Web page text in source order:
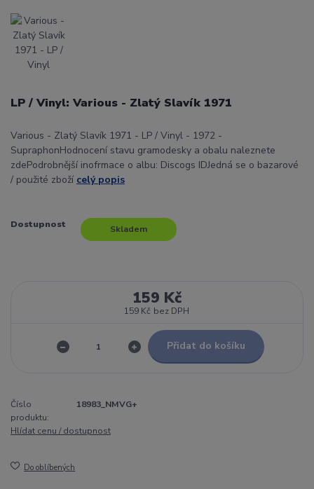
LP / Vinyl: Various - Zlatý Slavík 1971
Various - Zlatý Slavík 1971 - LP / Vinyl - 1972 -
SupraphonHodnocení stavu gramodesky a obalu naleznete
zdePodrobnější inofrmace o albu: Discogs IDJedná se o bazarové
/ použité zboží celý popis
Dostupnost Skladem
159 Kč
159 Kč bez DPH
Přidat do košíku
Číslo
produktu:
18983_NMVG+
Hlídat cenu / dostupnost
Do oblíbených